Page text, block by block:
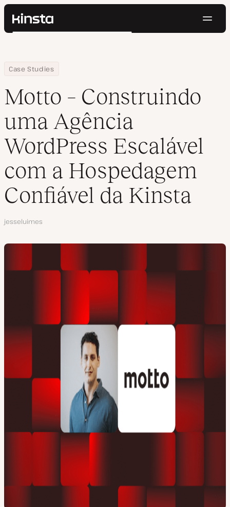
Kinsta®
Preços
Contato
Pesquisar
Home
Empresa
Case Studies
Motto – Construindo uma Agência WordPress Escalável com a
Motto – Construindo
uma Agência
WordPress Escalável
com a Hospedagem
Confiável da Kinsta
Autor
jesseluimes